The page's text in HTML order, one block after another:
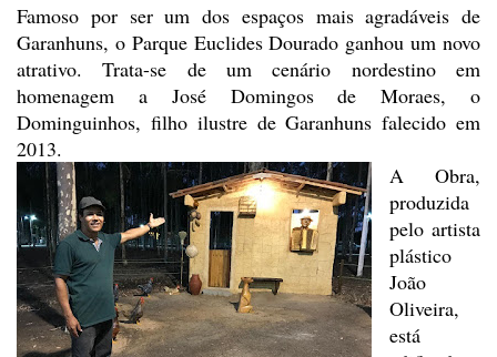
Famoso por ser um dos espaçosmais agradáveis de
Garanhuns, o Parque Euclides Dourado ganhou um novo
atrativo. Trata-se de um cenário nordestino em
homenagem a José Domingos de Moraes, o
Dominguinhos, filho ilustre de Garanhuns falecido em
2013.
A Obra,
produzida
pelo artista
plástico
João
Oliveira,
está